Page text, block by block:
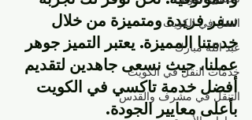
النقل في الكويت
عبد الله مبارك
خدمات النقل في الكويت
التنقل في مشرف والقدس
سفر فريدة ومتميزة من خلال
خدمتنا المميزة. يعتبر التميز جوهر
عملنا، حيث نسعى جاهدين لتقديم
أفضل خدمة تاكسي في الكويت
بأعلى معايير الجودة.